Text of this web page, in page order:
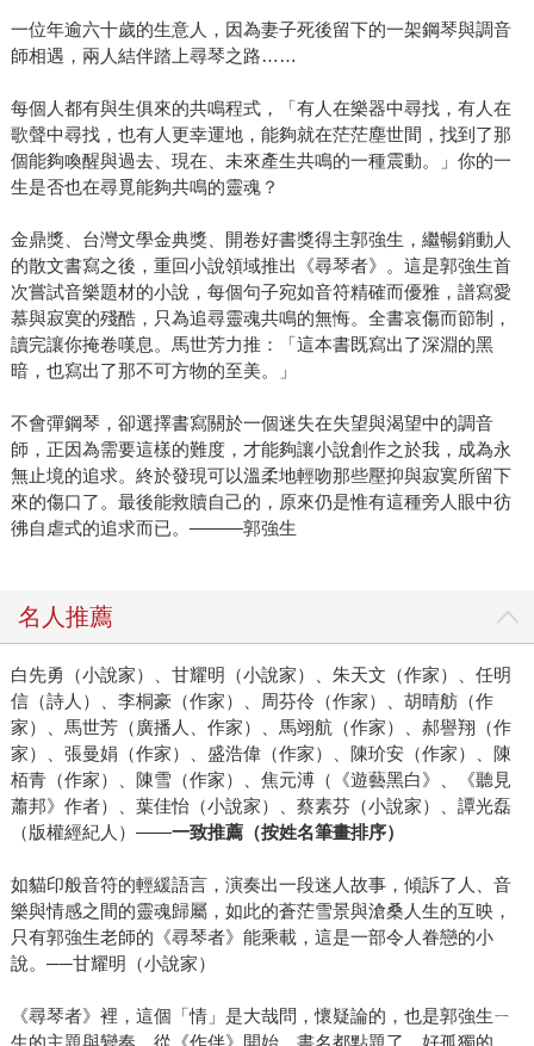
台上靜置一架史坦威鋼琴，古典樂成為故事的精魂魅影，是
自始至終不消失的象徵，人物出場不再像是伸展台上模特兒
與光影反璞歸真，更能細膩凸顯人物的性格與內在的心事。
一切敘述宛然雪落，層層堆疊。 許是歲月造就，讓年輕時因
為老靈魂與同世代格格不入帶來的挫傷，找到適當的姿態與
腔調釋放。他凝練、他簡約、無關乎同性或異性，將對世間
情感的理解與洞悉，用最經濟的構句，帶出熟成的心境，且
精準且深刻。每一行文字之間的空白，也藏了許多話，就像
樂中的休止符一般，讓換氣的空白格亦充滿表情。郭強生終
能誠實面對自我，並回歸到原初的信仰與深情——便是小
說，便是文學。
一位年逾六十歲的生意人，因為妻子死後留下的一架鋼琴與調音
師相遇，兩人結伴踏上尋琴之路……
每個人都有與生俱來的共鳴程式，「有人在樂器中尋找，有人在
歌聲中尋找，也有人更幸運地，能夠就在茫茫塵世間，找到了那
個能夠喚醒與過去、現在、未來產生共鳴的一種震動。」你的一
生是否也在尋覓能夠共鳴的靈魂？
金鼎獎、台灣文學金典獎、開卷好書獎得主郭強生，繼暢銷動人
的散文書寫之後，重回小說領域推出《尋琴者》。這是郭強生首
次嘗試音樂題材的小說，每個句子宛如音符精確而優雅，譜寫愛
慕與寂寞的殘酷，只為追尋靈魂共鳴的無悔。全書哀傷而節制，
讀完讓你掩卷嘆息。馬世芳力推：「這本書既寫出了深淵的黑
暗，也寫出了那不可方物的至美。」
不會彈鋼琴，卻選擇書寫關於一個迷失在失望與渴望中的調音
師，正因為需要這樣的難度，才能夠讓小說創作之於我，成為永
無止境的追求。終於發現可以溫柔地輕吻那些壓抑與寂寞所留下
來的傷口了。最後能救贖自己的，原來仍是惟有這種旁人眼中彷
彿自虐式的追求而已。———郭強生
名人推薦
白先勇（小說家）、甘耀明（小說家）、朱天文（作家）、任明
信（詩人）、李桐豪（作家）、周芬伶（作家）、胡晴舫（作
家）、馬世芳（廣播人、作家）、馬翊航（作家）、郝譽翔（作
家）、張曼娟（作家）、盛浩偉（作家）、陳玠安（作家）、陳
栢青（作家）、陳雪（作家）、焦元溥（《遊藝黑白》、《聽見
蕭邦》作者）、葉佳怡（小說家）、蔡素芬（小說家）、譚光磊
（版權經紀人）——一致推薦（按姓名筆畫排序）
如貓印般音符的輕緩語言，演奏出一段迷人故事，傾訴了人、音
樂與情感之間的靈魂歸屬，如此的蒼茫雪景與滄桑人生的互映，
只有郭強生老師的《尋琴者》能乘載，這是一部令人眷戀的小
說。──甘耀明（小說家）
《尋琴者》裡，這個「情」是大哉問，懷疑論的，也是郭強生ㄧ
生的主題與變奏。從《作伴》開始，書名都點題了，好孤獨的